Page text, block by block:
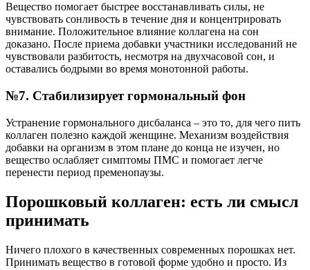
Вещество помогает быстрее восстанавливать силы, не
чувствовать сонливость в течение дня и концентрировать
внимание. Положительное влияние коллагена на сон
доказано. После приема добавки участники исследований не
чувствовали разбитость, несмотря на двухчасовой сон, и
оставались бодрыми во время монотонной работы.
№7. Стабилизирует гормональный фон
Устранение гормонального дисбаланса – это то, для чего пить
коллаген полезно каждой женщине. Механизм воздействия
добавки на организм в этом плане до конца не изучен, но
вещество ослабляет симптомы ПМС и помогает легче
перенести период пременопаузы.
Порошковый коллаген: есть ли смысл
принимать
Ничего плохого в качественных современных порошках нет.
Принимать вещество в готовой форме удобно и просто. Из